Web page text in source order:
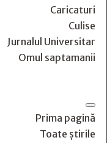
Caricaturi
Culise
Jurnalul Universitar
Omul saptamanii
Prima pagină
Toate știrile